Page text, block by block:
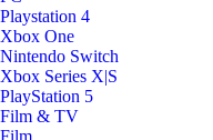
Playstation 4
Xbox One
Nintendo Switch
Xbox Series X|S
PlayStation 5
Film & TV
Film